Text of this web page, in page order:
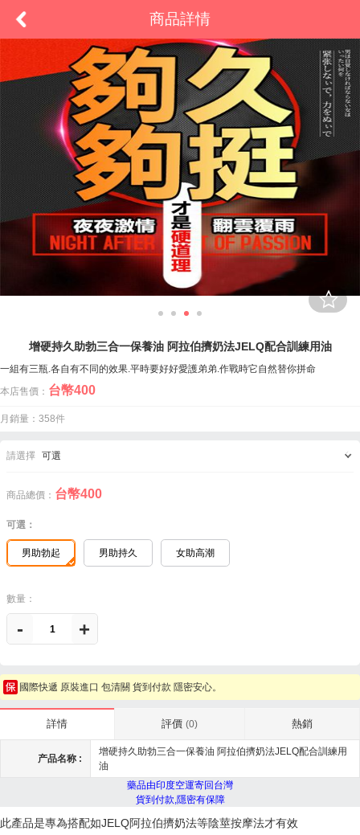
商品詳情
增硬持久助勃三合一保養油 阿拉伯擠奶法JELQ配合訓練用油
一組有三瓶.各自有不同的效果.平時要好好愛護弟弟.作戰時它自然替你拼命
本店售價： 台幣400
月銷量：358件
請選擇 可選
商品總價： 台幣400
可選：
男助勃起 男助持久 女助高潮
數量：
- +
國際快遞 原裝進口 包清關 貨到付款 隱密安心。
詳情 評價 (0) 熱銷
产品名称 :
增硬持久助勃三合一保養油 阿拉伯擠奶法JELQ配合訓練用
油
藥品由印度空運寄回台灣
貨到付款,隱密有保障
此產品是專為搭配如JELQ阿拉伯擠奶法等陰莖按摩法才有效